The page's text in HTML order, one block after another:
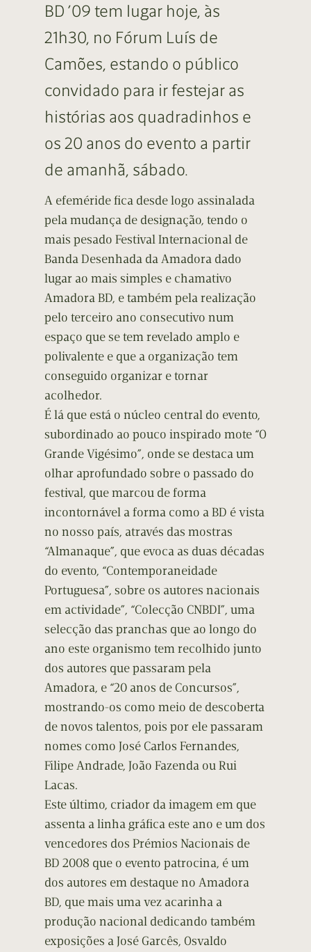
BD ’09 tem lugar hoje, às
21h30, no Fórum Luís de
Camões, estando o público
convidado para ir festejar as
histórias aos quadradinhos e
os 20 anos do evento a partir
de amanhã, sábado.
A efeméride fica desde logo assinalada
pela mudança de designação, tendo o
mais pesado Festival Internacional de
Banda Desenhada da Amadora dado
lugar ao mais simples e chamativo
Amadora BD, e também pela realização
pelo terceiro ano consecutivo num
espaço que se tem revelado amplo e
polivalente e que a organização tem
conseguido organizar e tornar
acolhedor.
É lá que está o núcleo central do evento,
subordinado ao pouco inspirado mote “O
Grande Vigésimo”, onde se destaca um
olhar aprofundado sobre o passado do
festival, que marcou de forma
incontornável a forma como a BD é vista
no nosso país, através das mostras
“Almanaque”, que evoca as duas décadas
do evento, “Contemporaneidade
Portuguesa”, sobre os autores nacionais
em actividade”, “Colecção CNBDI”, uma
selecção das pranchas que ao longo do
ano este organismo tem recolhido junto
dos autores que passaram pela
Amadora, e “20 anos de Concursos”,
mostrando-os como meio de descoberta
de novos talentos, pois por ele passaram
nomes como José Carlos Fernandes,
Filipe Andrade, João Fazenda ou Rui
Lacas.
Este último, criador da imagem em que
assenta a linha gráfica este ano e um dos
vencedores dos Prémios Nacionais de
BD 2008 que o evento patrocina, é um
dos autores em destaque no Amadora
BD, que mais uma vez acarinha a
produção nacional dedicando também
exposições a José Garcês, Osvaldo